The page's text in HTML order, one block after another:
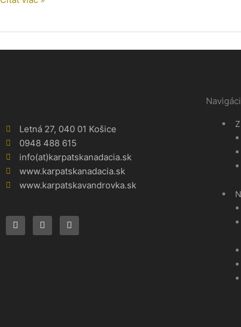
Letná 27, 040 01 Košice
0948 488 615
info(at)karpatskanadacia.sk
www.karpatskanadacia.sk
www.karpatskavandrovka.sk
a
c
e
o
u
t
n
v
e